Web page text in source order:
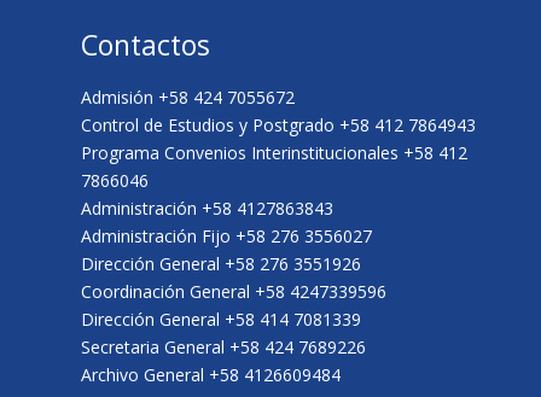
Contactos
Admisión +58 424 7055672
Control de Estudios y Postgrado +58 412 7864943
Programa Convenios Interinstitucionales +58 412
7866046
Administración +58 4127863843
Administración Fijo +58 276 3556027
Dirección General +58 276 3551926
Coordinación General +58 4247339596
Dirección General +58 414 7081339
Secretaria General +58 424 7689226
Archivo General +58 4126609484